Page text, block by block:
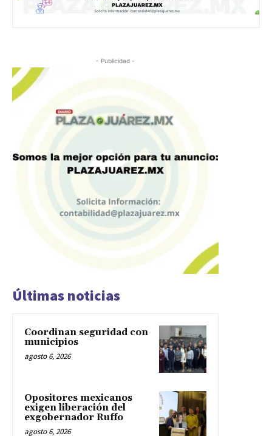
- Publicidad -
Últimas noticias
Coordinan seguridad con
municipios
agosto 6, 2026
Opositores mexicanos
exigen liberación del
exgobernador Ruffo
agosto 6, 2026